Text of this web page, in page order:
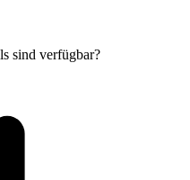
sind verfügbar?